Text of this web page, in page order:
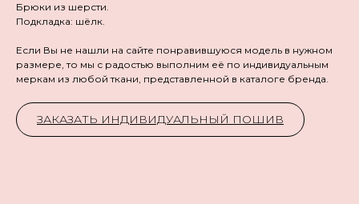
Брюки из шерсти.
Подкладка: шёлк.
Если Вы не нашли на сайте понравившуюся модель в нужном
размере, то мы с радостью выполним её по индивидуальным
меркам из любой ткани, представленной в каталоге бренда.
ЗАКАЗАТЬ ИНДИВИДУАЛЬНЫЙ ПОШИВ